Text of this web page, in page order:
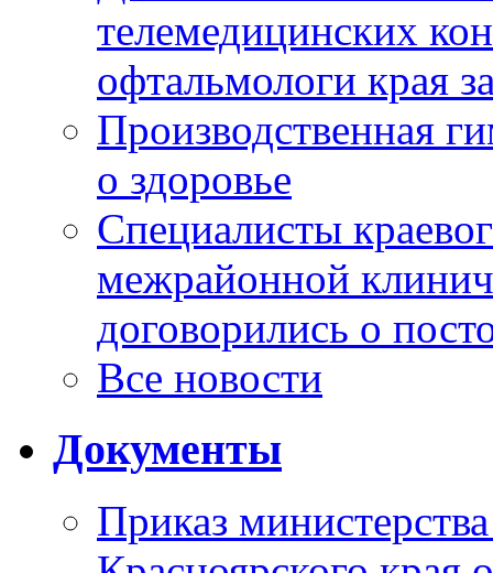
телемедицинских
офтальмологи края
Производственная
о здоровье
Специалисты
межрайонной
договорились о
Все новости
Документы
Приказ